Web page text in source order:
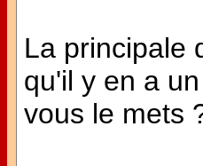
La principale
qu'il y en a
vous le mets